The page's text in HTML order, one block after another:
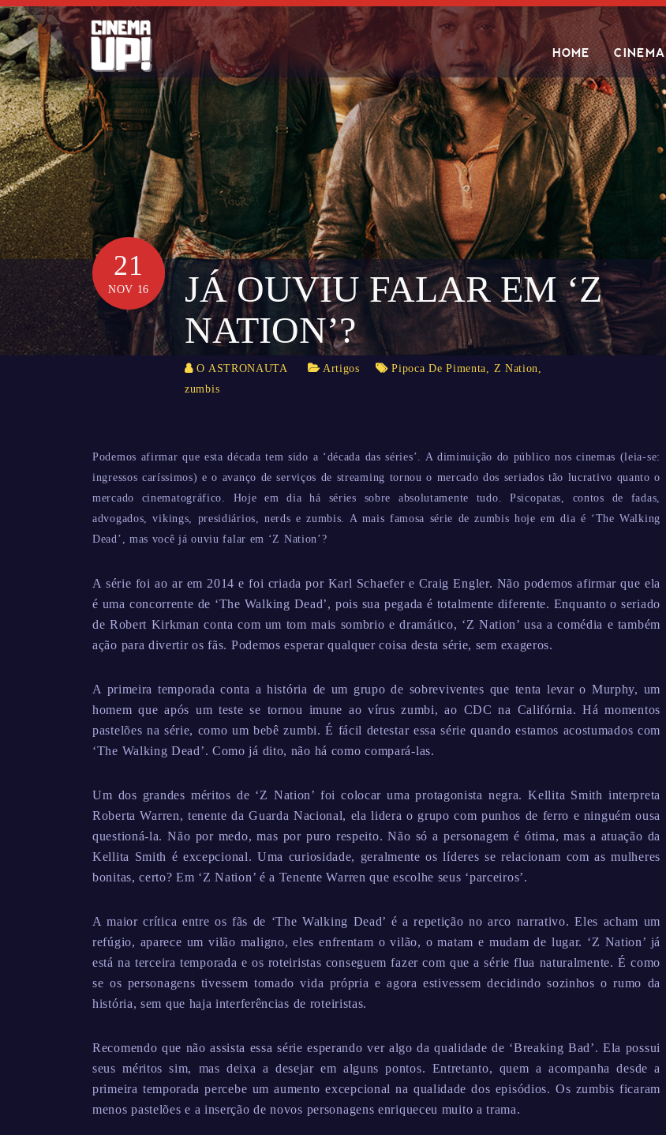
Skip
to
content
HOME CINEMA
Search
21
NOV 16
JÁ OUVIU FALAR EM ‘Z
NATION’?
O ASTRONAUTA Artigos Pipoca De Pimenta, Z Nation,
zumbis
Podemos afirmar que esta década tem sido a ‘década das séries’. A diminuição do público nos cinemas (leia-se:
ingressos caríssimos) e o avanço de serviços de streaming tornou o mercado dos seriados tão lucrativo quanto o
mercado cinematográfico. Hoje em dia há séries sobre absolutamente tudo. Psicopatas, contos de fadas,
advogados, vikings, presidiários, nerds e zumbis. A mais famosa série de zumbis hoje em dia é ‘The Walking
Dead’, mas você já ouviu falar em ‘Z Nation’?
A série foi ao ar em 2014 e foi criada por Karl Schaefer e Craig Engler. Não podemos afirmar que ela
é uma concorrente de ‘The Walking Dead’, pois sua pegada é totalmente diferente. Enquanto o seriado
de Robert Kirkman conta com um tom mais sombrio e dramático, ‘Z Nation’ usa a comédia e também
ação para divertir os fãs. Podemos esperar qualquer coisa desta série, sem exageros.
A primeira temporada conta a história de um grupo de sobreviventes que tenta levar o Murphy, um
homem que após um teste se tornou imune ao vírus zumbi, ao CDC na Califórnia. Há momentos
pastelões na série, como um bebê zumbi. É fácil detestar essa série quando estamos acostumados com
‘The Walking Dead’. Como já dito, não há como compará-las.
Um dos grandes méritos de ‘Z Nation’ foi colocar uma protagonista negra. Kellita Smith interpreta
Roberta Warren, tenente da Guarda Nacional, ela lidera o grupo com punhos de ferro e ninguém ousa
questioná-la. Não por medo, mas por puro respeito. Não só a personagem é ótima, mas a atuação da
Kellita Smith é excepcional. Uma curiosidade, geralmente os líderes se relacionam com as mulheres
bonitas, certo? Em ‘Z Nation’ é a Tenente Warren que escolhe seus ‘parceiros’.
A maior crítica entre os fãs de ‘The Walking Dead’ é a repetição no arco narrativo. Eles acham um
refúgio, aparece um vilão maligno, eles enfrentam o vilão, o matam e mudam de lugar. ‘Z Nation’ já
está na terceira temporada e os roteiristas conseguem fazer com que a série flua naturalmente. É como
se os personagens tivessem tomado vida própria e agora estivessem decidindo sozinhos o rumo da
história, sem que haja interferências de roteiristas.
Recomendo que não assista essa série esperando ver algo da qualidade de ‘Breaking Bad’. Ela possui
seus méritos sim, mas deixa a desejar em alguns pontos. Entretanto, quem a acompanha desde a
primeira temporada percebe um aumento excepcional na qualidade dos episódios. Os zumbis ficaram
menos pastelões e a inserção de novos personagens enriqueceu muito a trama.